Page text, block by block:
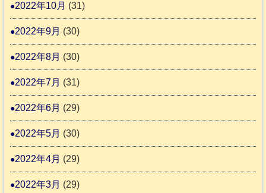
2022年10月 (31)
2022年9月 (30)
2022年8月 (30)
2022年7月 (31)
2022年6月 (29)
2022年5月 (30)
2022年4月 (29)
2022年3月 (29)